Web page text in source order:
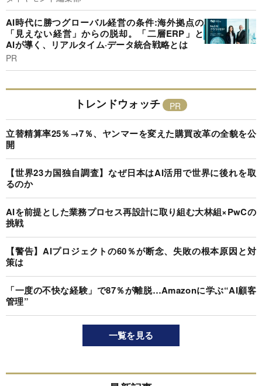
AI時代に勝つグローバル経営の条件:海外拠点の
「見えない経営」からの脱却。「二層ERP」と
AIが導く、リアルタイム·データ統合戦略とは
PR
トレンドウォッチ
立替精算率25％→7％、ヤンマーを変えた購買改革の全貌を公
開
【世界23カ国独自調査】なぜ日本はAI活用で世界に後れを取
るのか
AIを前提とした業務プロセス再設計に取り組む大林組×PwCの
挑戦
【警告】AIプロジェクトの60％が断念、失敗の根本原因と対
策は
「一度の不快な経験」で87％が離脱…Amazonに学ぶ“AI顧客
管理”
一覧を見る